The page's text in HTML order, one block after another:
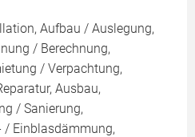
Aufbau / Auslegung,
/ Berechnung,
/ Verpachtung,
Ausbau,
/ Sanierung,
/ Einblasdämmung,